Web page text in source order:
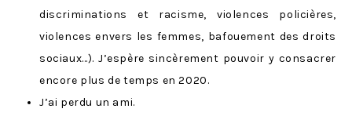
discriminations et racisme, violences policières,
violences envers les femmes, bafouement des droits
sociaux…). J’espère sincèrement pouvoir y consacrer
encore plus de temps en 2020.
J’ai perdu un ami.